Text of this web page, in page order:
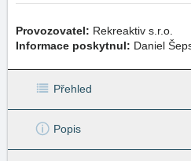
Provozovatel: Rekreaktiv s.r.o.
Informace poskytnul: Daniel
Přehled
Popis